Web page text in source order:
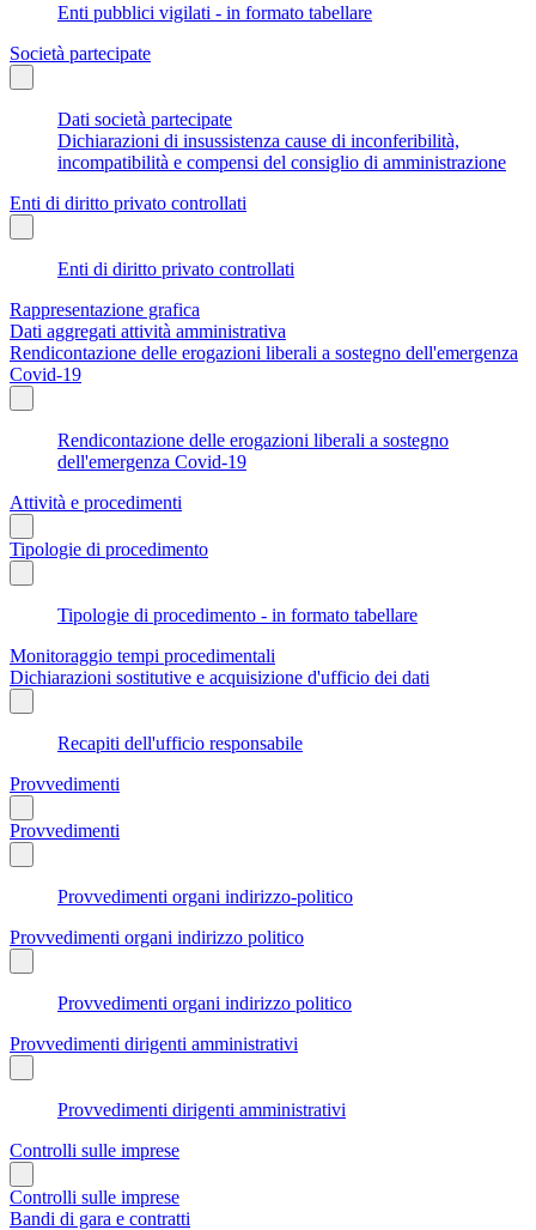
Enti pubblici vigilati - in formato tabellare
Società partecipate
Dati società partecipate
Dichiarazioni di insussistenza cause di inconferibilità,
incompatibilità e compensi del consiglio di amministrazione
Enti di diritto privato controllati
Enti di diritto privato controllati
Rappresentazione grafica
Dati aggregati attività amministrativa
Rendicontazione delle erogazioni liberali a sostegno dell'emergenza
Covid-19
Rendicontazione delle erogazioni liberali a sostegno
dell'emergenza Covid-19
Attività e procedimenti
Tipologie di procedimento
Tipologie di procedimento - in formato tabellare
Monitoraggio tempi procedimentali
Dichiarazioni sostitutive e acquisizione d'ufficio dei dati
Recapiti dell'ufficio responsabile
Provvedimenti
Provvedimenti
Provvedimenti organi indirizzo-politico
Provvedimenti organi indirizzo politico
Provvedimenti organi indirizzo politico
Provvedimenti dirigenti amministrativi
Provvedimenti dirigenti amministrativi
Controlli sulle imprese
Controlli sulle imprese
Bandi di gara e contratti